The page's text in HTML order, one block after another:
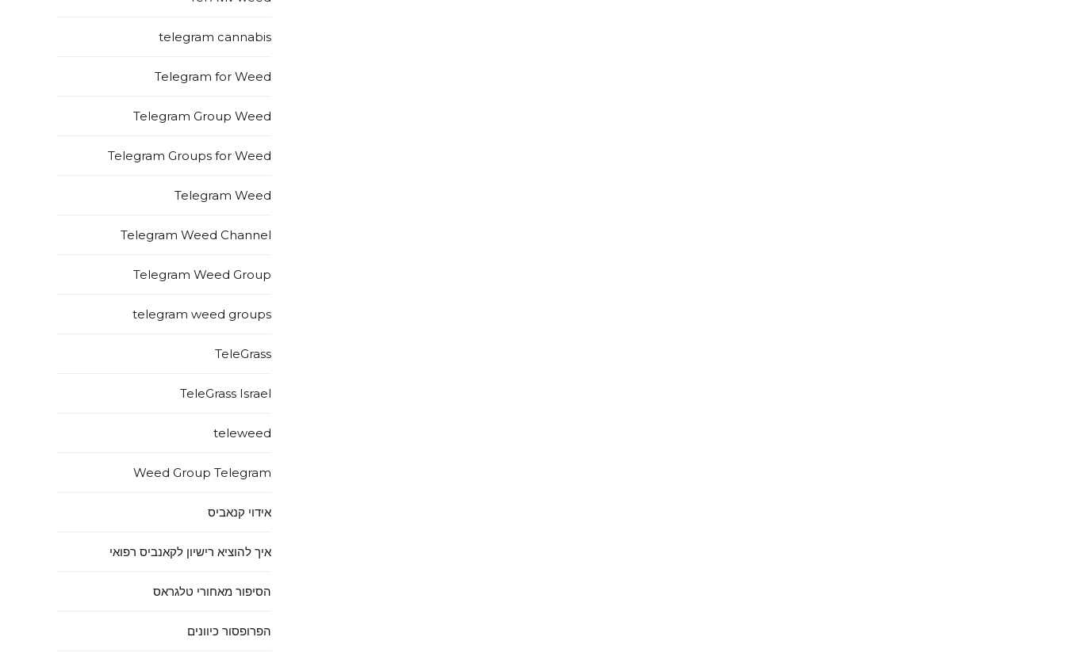
telegram cannabis
Telegram for Weed
Telegram Group Weed
Telegram Groups for Weed
Telegram Weed
Telegram Weed Channel
Telegram Weed Group
telegram weed groups
TeleGrass
TeleGrass Israel
teleweed
Weed Group Telegram
אידוי קנאביס
איך להוציא רישיון לקאנביס רפואי
הסיפור מאחורי טלגראס
הפרופסור כיוונים